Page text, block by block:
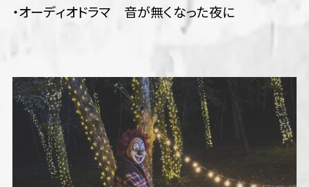
・オーディオドラマ 音が無くなった夜に